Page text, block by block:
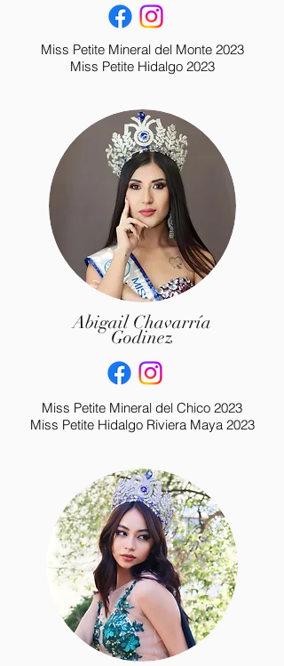
Miss Petite Mineral del Monte 2023
Miss Petite Hidalgo 2023
Abigail Chavarría
Godinez
Miss Petite Mineral del Chico 2023
Miss Petite Hidalgo Riviera Maya 2023